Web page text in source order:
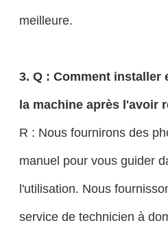
meilleure.
3. Q : Comment installer
la machine après l'avoir
R : Nous fournirons des
manuel pour vous guider
l'utilisation. Nous
service de technicien à